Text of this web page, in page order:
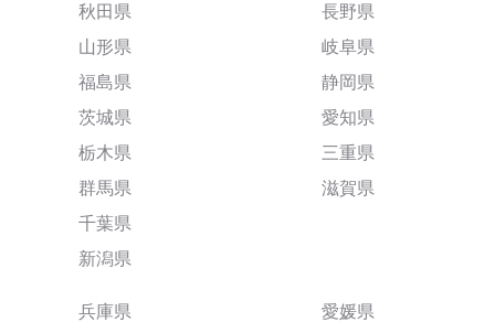
秋田県
山形県
福島県
茨城県
栃木県
群馬県
千葉県
新潟県
長野県
岐阜県
静岡県
愛知県
三重県
滋賀県
兵庫県
愛媛県